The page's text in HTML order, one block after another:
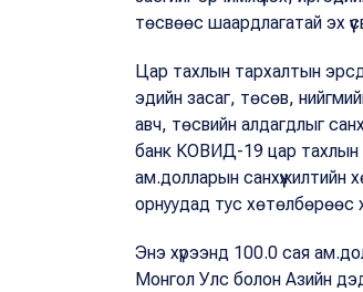
төсвөөс шаардлагатай эх
Цар тахлын тархалтын
эдийн засаг, төсөв,
авч, төсвийн алдагдлыг
банк КОВИД-19 цар тахлын
ам.долларын санхүүжилтийн
орнуудад тус хөтөлбөрөөс
Энэ хүрээнд 100.0 сая
Монгол Улс болон Азийн